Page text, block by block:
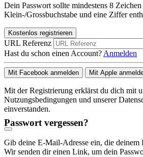
Dein Passwort sollte mindestens 8 Zeichen
Klein-/Grossbuchstabe und eine Ziffer
Kostenlos registrieren
URL Referenz
Hast du schon einen Account? Anmelden
Mit Facebook anmelden Mit Apple
Mit der Registrierung erklärst du dich mit
Nutzungsbedingungen und unserer
einverstanden.
Passwort vergessen?
Gib deine E-Mail-Adresse ein, die deinem
Wir senden dir einen Link, um dein